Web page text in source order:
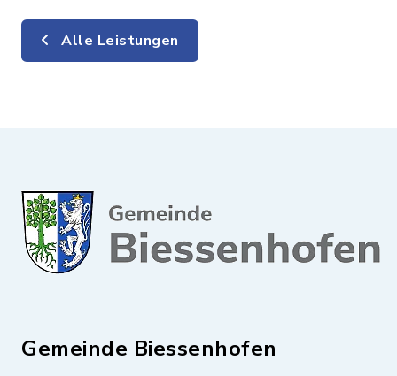
Alle Leistungen
Gemeinde Biessenhofen